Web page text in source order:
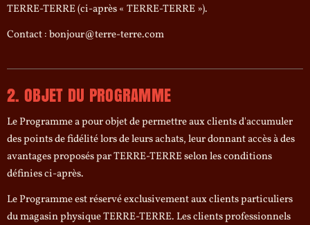
TERRE-TERRE (ci-après « TERRE-TERRE »).
Contact : bonjour@terre-terre.com
2. OBJET DU PROGRAMME
Le Programme a pour objet de permettre aux clients d'accumuler
des points de fidélité lors de leurs achats, leur donnant accès à des
avantages proposés par TERRE-TERRE selon les conditions
définies ci-après.
Le Programme est réservé exclusivement aux clients particuliers
du magasin physique TERRE-TERRE. Les clients professionnels